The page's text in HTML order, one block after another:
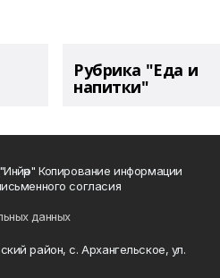
Рубрика "Еда и
напитки"
Копирование информации
согласия
данных
район, с. Архангельское, ул.